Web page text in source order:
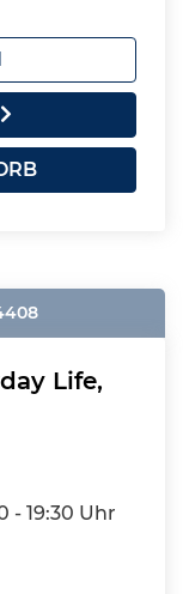
Life,
- 19:30 Uhr